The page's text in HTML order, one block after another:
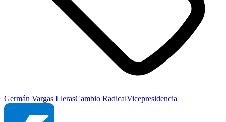
Germán Vargas LlerasCambio RadicalVicepresidencia